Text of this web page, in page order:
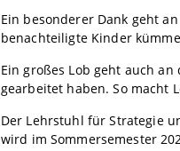
Ein besonderer Dank geht
benachteiligte Kinder
Ein großes Lob geht auch
gearbeitet haben. So macht
Der Lehrstuhl für Strategie
wird im Sommersemester